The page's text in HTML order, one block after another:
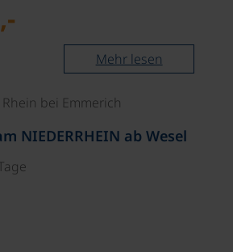
Mehr lesen
NIEDERRHEIN ab Wesel